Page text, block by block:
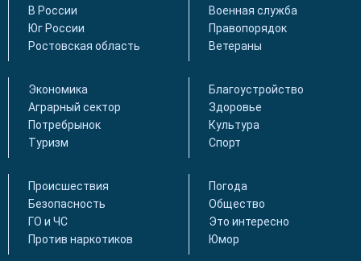
В России
Юг России
Ростовская область
Военная служба
Правопорядок
Ветераны
Экономика
Аграрный сектор
Потребрынок
Туризм
Благоустройство
Здоровье
Культура
Спорт
Происшествия
Безопасность
ГО и ЧС
Против наркотиков
Погода
Общество
Это интересно
Юмор